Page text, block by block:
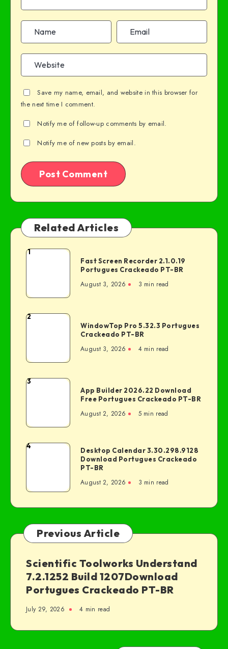
Save my name, email, and website in this browser for
the next time I comment.
Notify me of follow-up comments by email.
Notify me of new posts by email.
Related Articles
1
Fast Screen Recorder 2.1.0.19
Portugues Crackeado PT-BR
August 3, 2026 3 min read
2
WindowTop Pro 5.32.3 Portugues
Crackeado PT-BR
August 3, 2026 4 min read
3
App Builder 2026.22 Download
Free Portugues Crackeado PT-BR
August 2, 2026 5 min read
4
Desktop Calendar 3.30.298.9128
Download Portugues Crackeado
PT-BR
August 2, 2026 3 min read
Previous Article
Scientific Toolworks Understand
7.2.1252 Build 1207Download
Portugues Crackeado PT-BR
July 29, 2026 4 min read